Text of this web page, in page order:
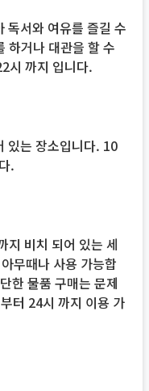
독서와 여유를 즐길 수
하거나 대관을 할 수
시 까지 입니다.
있는 장소입니다. 10
.
지 비치 되어 있는 세
무때나 사용 가능합
한 물품 구매는 문제
터 24시 까지 이용 가